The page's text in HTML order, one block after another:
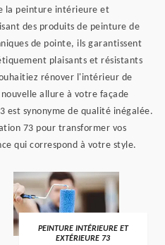
la peinture intérieure et
des produits de peinture de
de pointe, ils garantissent
plaisants et résistants
rénover l'intérieur de
allure à votre façade
est synonyme de qualité inégalée.
73 pour transformer vos
qui correspond à votre style.
PEINTURE INTÉRIEURE ET
EXTÉRIEURE 73